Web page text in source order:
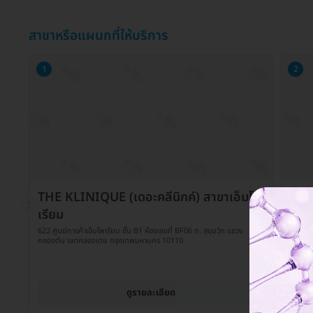
สาขาหรือแผนกที่ให้บริการ
1
THE KLINIQUE (เดอะคลีนิกค์) สาขาเอ็มโพ
เรียม
622 ศูนย์การค้าเอ็มโพเรียม ชั้น B1 ห้องเลขที่ BF06 ถ. สุขุมวิท แขวง
คลองตัน เขตคลองเตย กรุงเทพมหานคร 10110
ดูรายละเอียด
2
พา
991 ศู
แขวงป